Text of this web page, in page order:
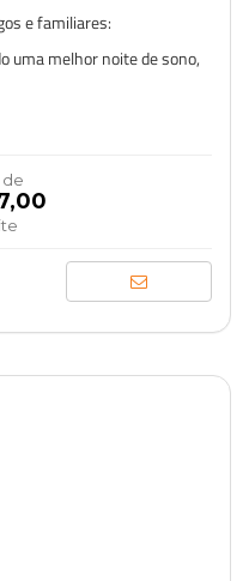
e familiares:
uma melhor noite de sono,